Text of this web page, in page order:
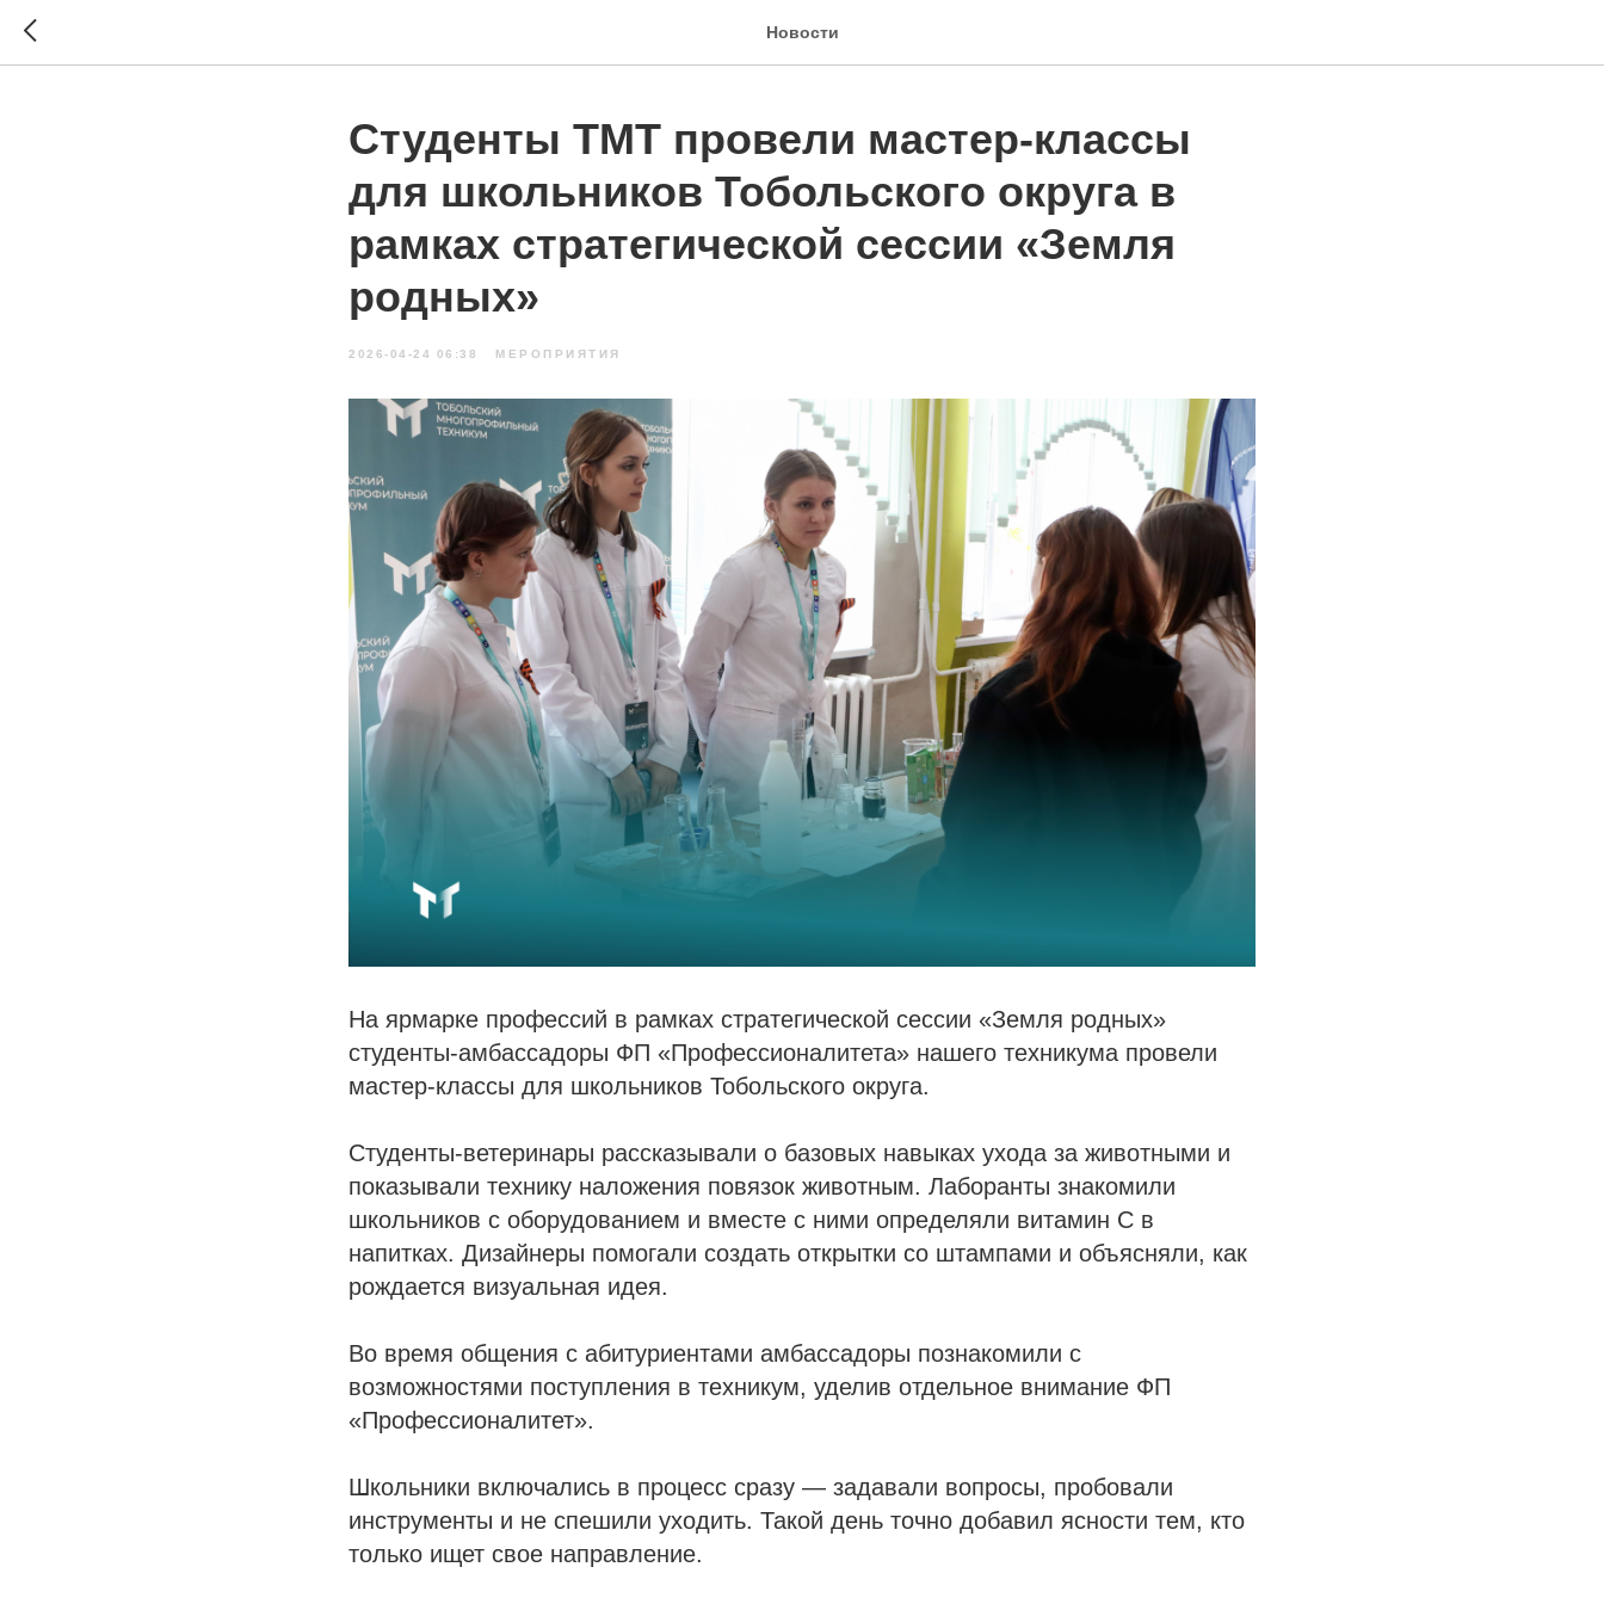
Новости
Студенты ТМТ провели мастер-классы
для школьников Тобольского округа в
рамках стратегической сессии «Земля
родных»
2026-04-24 06:38 МЕРОПРИЯТИЯ
На ярмарке профессий в рамках стратегической сессии «Земля родных»
студенты-амбассадоры ФП «Профессионалитета» нашего техникума провели
мастер-классы для школьников Тобольского округа.
Студенты-ветеринары рассказывали о базовых навыках ухода за животными и
показывали технику наложения повязок животным. Лаборанты знакомили
школьников с оборудованием и вместе с ними определяли витамин С в
напитках. Дизайнеры помогали создать открытки со штампами и объясняли, как
рождается визуальная идея.
Во время общения с абитуриентами амбассадоры познакомили с
возможностями поступления в техникум, уделив отдельное внимание ФП
«Профессионалитет».
Школьники включались в процесс сразу — задавали вопросы, пробовали
инструменты и не спешили уходить. Такой день точно добавил ясности тем, кто
только ищет свое направление.